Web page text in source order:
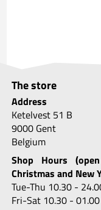
The store
Address
Ketelvest 51 B
9000 Gent
Belgium
Shop Hours
Christmas and New
Tue-Thu 10.30 -
Fri-Sat 10.30 - 01.00